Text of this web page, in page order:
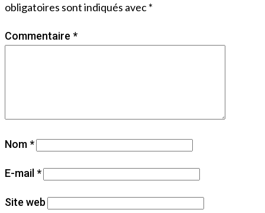
obligatoires sont indiqués avec*
Commentaire *
Nom*
E-mail *
Site web